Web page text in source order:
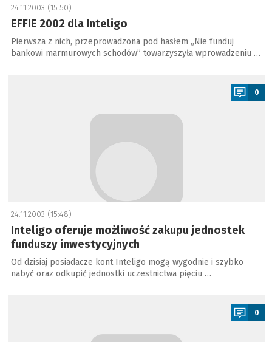
24.11.2003 (15:50)
EFFIE 2002 dla Inteligo
Pierwsza z nich, przeprowadzona pod hasłem „Nie funduj
bankowi marmurowych schodów” towarzyszyła wprowadzeniu …
0
24.11.2003 (15:48)
Inteligo oferuje możliwość zakupu jednostek
funduszy inwestycyjnych
Od dzisiaj posiadacze kont Inteligo mogą wygodnie i szybko
nabyć oraz odkupić jednostki uczestnictwa pięciu …
0